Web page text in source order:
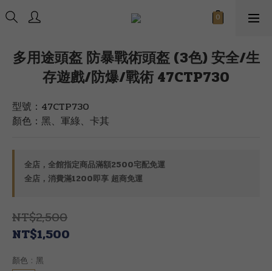
多用途頭盔 防暴戰術頭盔 (3色) 安全/生
存遊戲/防爆/戰術 47CTP730
型號：47CTP730
顏色：黑、軍綠、卡其
全店，全館指定商品滿額2500宅配免運
全店，消費滿1200即享 超商免運
NT$2,500
NT$1,500
顏色 : 黑